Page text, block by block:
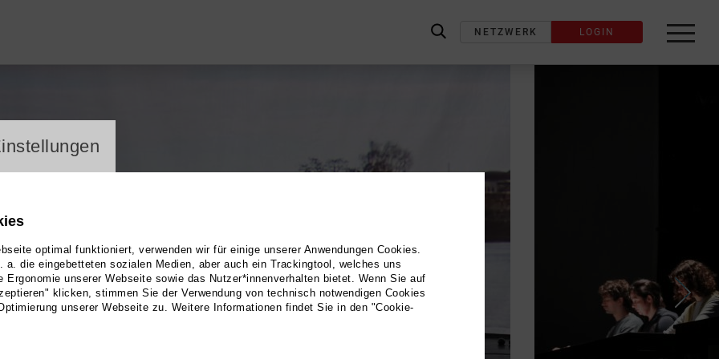
label_search
NETZWERK LOGIN
optimal funktioniert, verwenden wir für einige unserer Anwendungen Cookies.
a. die eingebetteten sozialen Medien, aber auch ein Trackingtool, welches uns
Ergonomie unserer Webseite sowie das Nutzer*innenverhalten bietet. Wenn Sie auf
klicken, stimmen Sie der Verwendung von technisch notwendigen Cookies
unserer Webseite zu. Weitere Informationen findet Sie in den "Cookie-